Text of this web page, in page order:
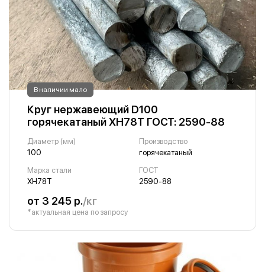
В наличии мало
Круг нержавеющий D100
горячекатаный ХН78Т ГОСТ: 2590-88
Диаметр (мм)
100
Производство
горячекатаный
Марка стали
ХН78Т
ГОСТ
2590-88
от 3 245 р./кг
*актуальная цена по запросу